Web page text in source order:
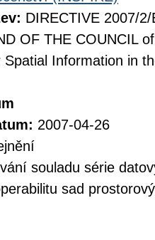
DIRECTIVE 2007/
OF THE COUNCIL
Information in
2007-04-26
souladu série
sad